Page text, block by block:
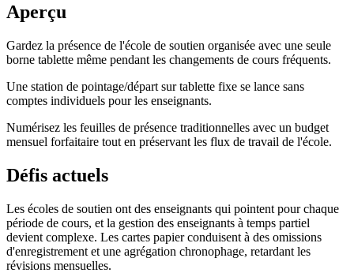
Aperçu
Gardez la présence de l'école de soutien organisée avec une seule
borne tablette même pendant les changements de cours fréquents.
Une station de pointage/départ sur tablette fixe se lance sans
comptes individuels pour les enseignants.
Numérisez les feuilles de présence traditionnelles avec un budget
mensuel forfaitaire tout en préservant les flux de travail de l'école.
Défis actuels
Les écoles de soutien ont des enseignants qui pointent pour chaque
période de cours, et la gestion des enseignants à temps partiel
devient complexe. Les cartes papier conduisent à des omissions
d'enregistrement et une agrégation chronophage, retardant les
révisions mensuelles.